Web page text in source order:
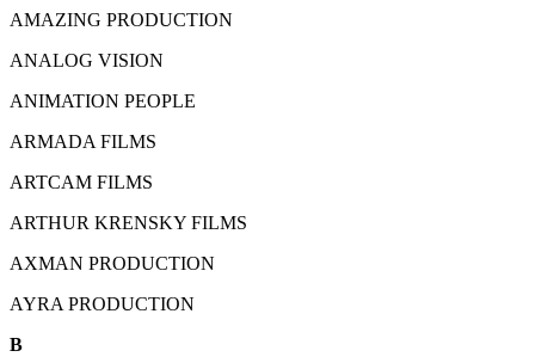
AMAZING PRODUCTION
ANALOG VISION
ANIMATION PEOPLE
ARMADA FILMS
ARTCAM FILMS
ARTHUR KRENSKY FILMS
AXMAN PRODUCTION
AYRA PRODUCTION
B